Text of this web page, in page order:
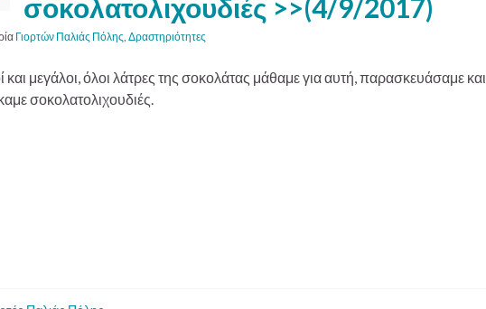
σοκολατολιχουδιές >>(4/9/2017)
Γιορτών Παλιάς Πόλης Δραστηριότητες
και μεγάλοι, όλοι λάτρες της σοκολάτας μάθαμε για αυτή, παρασκευάσαμε και
σοκολατολιχουδιές.